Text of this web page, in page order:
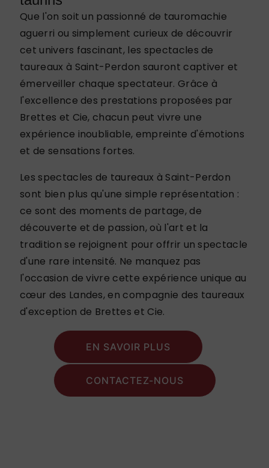
Que l'on soit un passionné de tauromachie
aguerri ou simplement curieux de découvrir
cet univers fascinant, les spectacles de
taureaux à Saint-Perdon sauront captiver et
émerveiller chaque spectateur. Grâce à
l'excellence des prestations proposées par
Brettes et Cie, chacun peut vivre une
expérience inoubliable, empreinte d'émotions
et de sensations fortes.
Les spectacles de taureaux à Saint-Perdon
sont bien plus qu'une simple représentation :
ce sont des moments de partage, de
découverte et de passion, où l'art et la
tradition se rejoignent pour offrir un spectacle
d'une rare intensité. Ne manquez pas
l'occasion de vivre cette expérience unique au
cœur des Landes, en compagnie des taureaux
d'exception de Brettes et Cie.
EN SAVOIR PLUS
CONTACTEZ-NOUS